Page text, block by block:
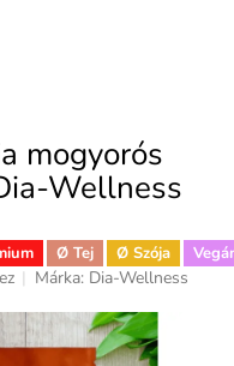
mogyorós
Wellness
Ø Tej Ø Szója
Márka: Dia-Wellness